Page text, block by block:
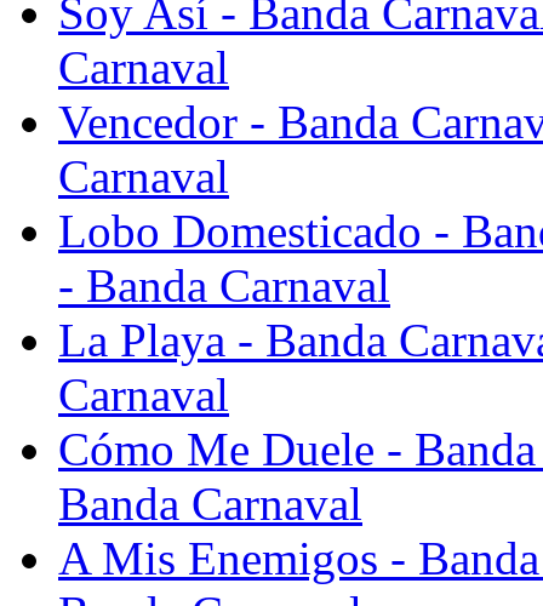
Soy Así - Banda
Carnaval
Vencedor - Banda
Carnaval
Lobo Domesticado -
- Banda Carnaval
La Playa - Banda
Carnaval
Cómo Me Duele -
Banda Carnaval
A Mis Enemigos -